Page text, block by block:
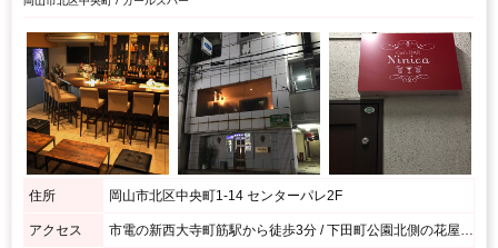
住所 岡山市北区中央町1-14 センターパレ2F
アクセス 市電の新西大寺町筋駅から徒歩3分 / 下田町公園北側の花屋さんの隣のビルの２Ｆ